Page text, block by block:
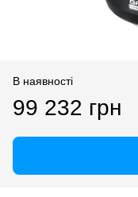
В наявності
99 232 грн